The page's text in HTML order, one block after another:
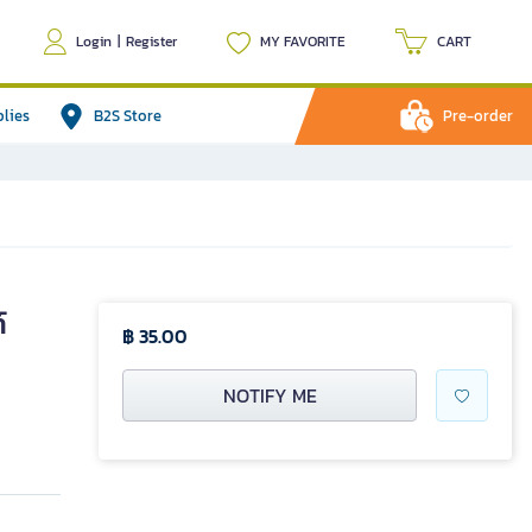
Login | Register MY FAVORITE CART
B2S Store Pre-order
฿ 35.00
NOTIFY ME